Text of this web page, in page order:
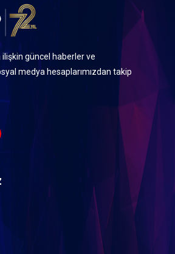
güncel haberler ve
medya hesaplarımızdan takip